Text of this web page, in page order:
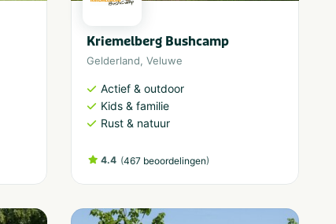
Kriemelberg Bushcamp
Gelderland, Veluwe
Actief & outdoor
Kids & familie
Rust & natuur
4.4 (467 beoordelingen)